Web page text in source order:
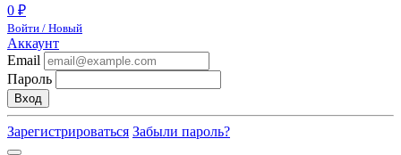
0 ₽
Войти / Новый
Аккаунт
Email
Пароль
Вход
Зарегистрироваться Забыли пароль?